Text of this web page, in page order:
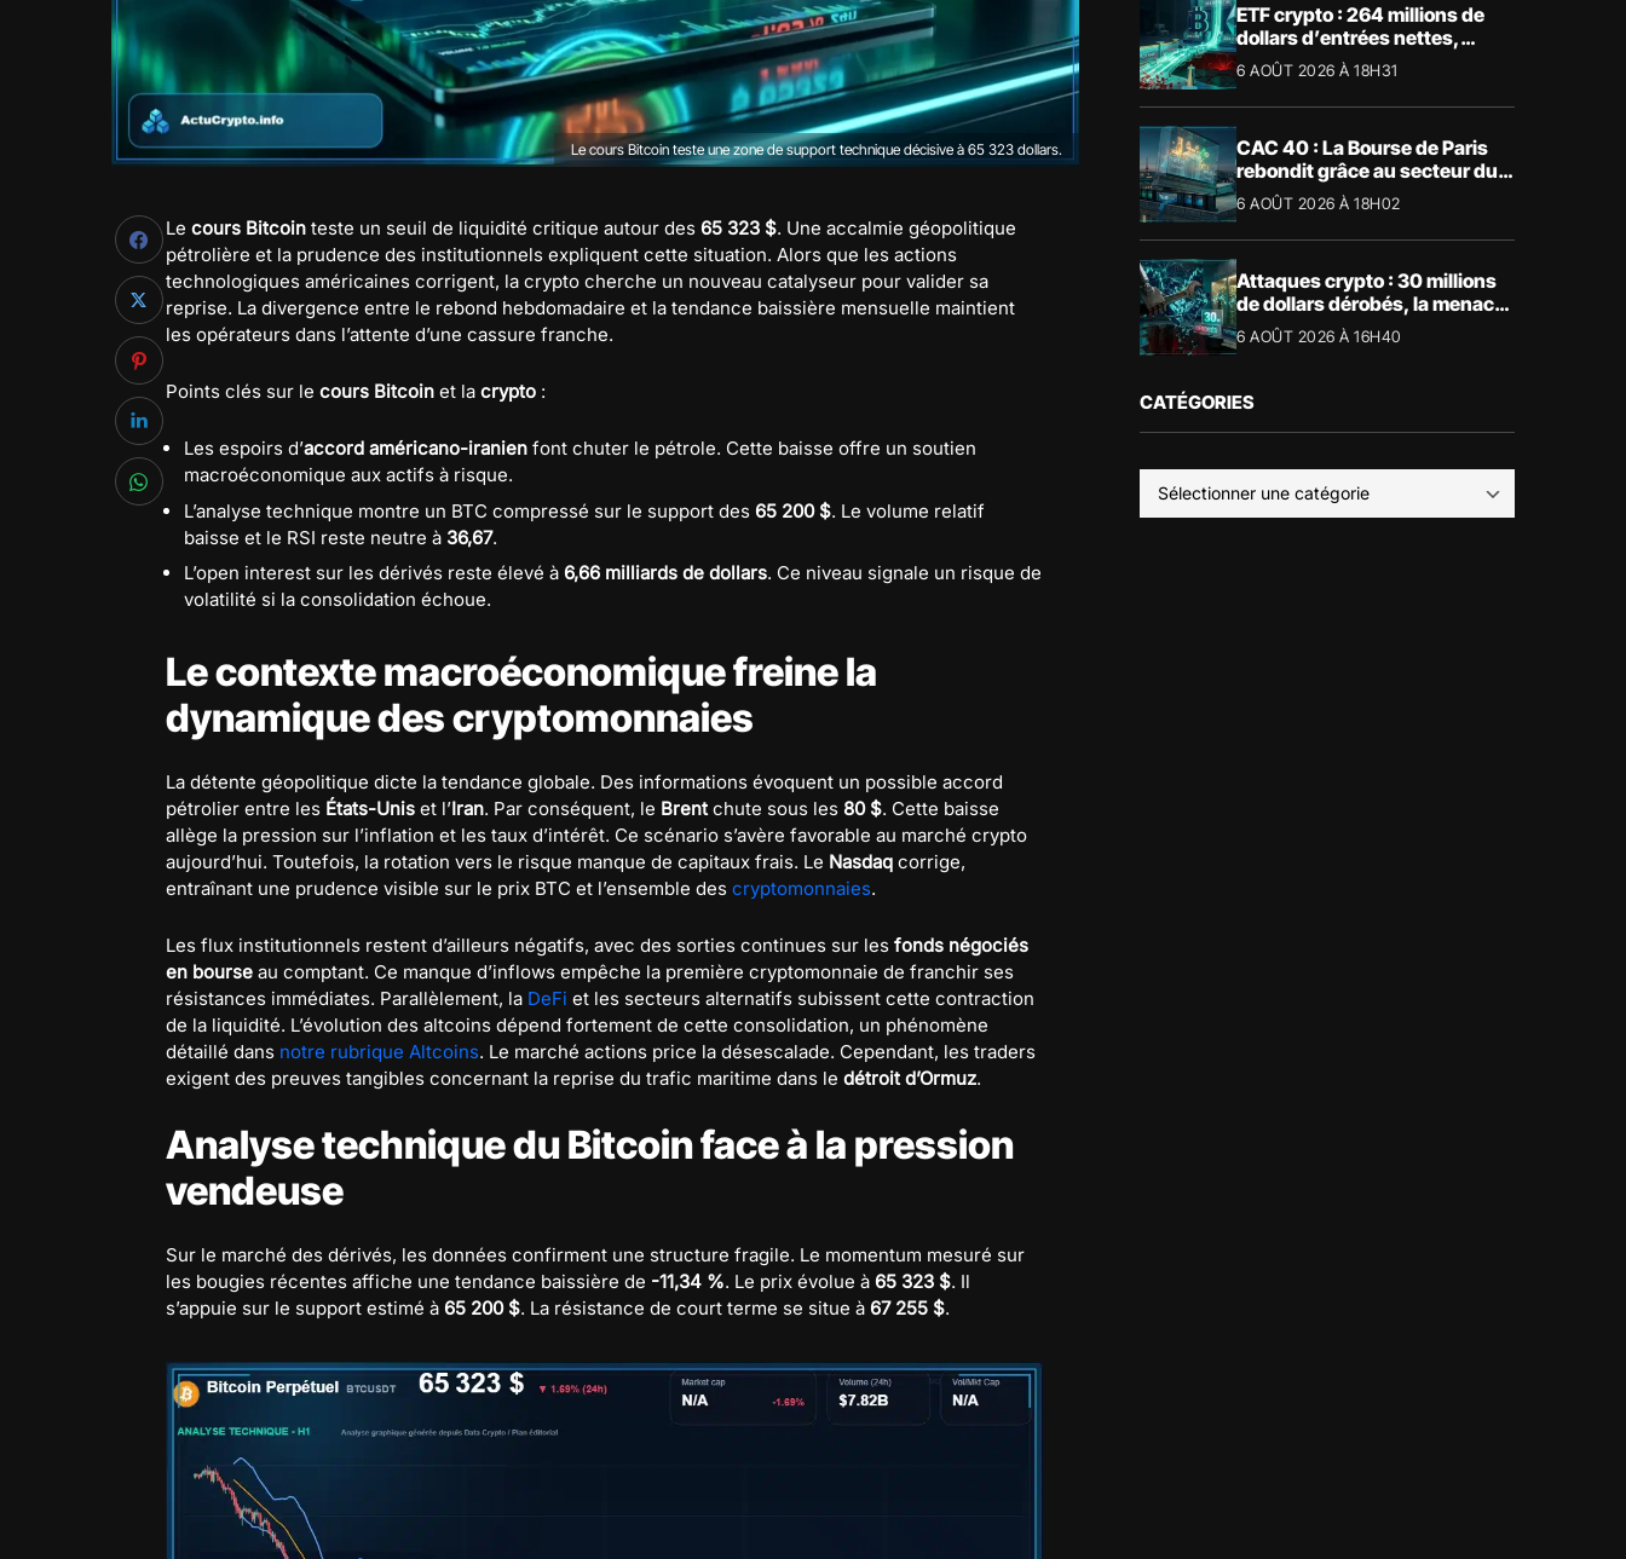
Le cours Bitcoin teste une zone de support technique décisive à 65 323 dollars.
Le cours Bitcoin teste un seuil de liquidité critique autour des 65 323 $. Une accalmie géopolitique
pétrolière et la prudence des institutionnels expliquent cette situation. Alors que les actions
technologiques américaines corrigent, la crypto cherche un nouveau catalyseur pour valider sa
reprise. La divergence entre le rebond hebdomadaire et la tendance baissière mensuelle maintient
les opérateurs dans l’attente d’une cassure franche.
Points clés sur le cours Bitcoin et la crypto :
Les espoirs d’accord américano-iranien font chuter le pétrole. Cette baisse offre un soutien
macroéconomique aux actifs à risque.
L’analyse technique montre un BTC compressé sur le support des 65 200 $. Le volume relatif
baisse et le RSI reste neutre à 36,67.
L’open interest sur les dérivés reste élevé à 6,66 milliards de dollars. Ce niveau signale un risque de
volatilité si la consolidation échoue.
Le contexte macroéconomique freine la
dynamique des cryptomonnaies
La détente géopolitique dicte la tendance globale. Des informations évoquent un possible accord
pétrolier entre les États-Unis et l’Iran. Par conséquent, le Brentchute sous les 80 $. Cette baisse
allège la pression sur l’inflation et les taux d’intérêt. Ce scénario s’avère favorable au marché crypto
aujourd’hui. Toutefois, la rotation vers le risque manque de capitaux frais. Le Nasdaq corrige,
entraînant une prudence visible sur le prix BTC et l’ensemble des cryptomonnaies.
Les flux institutionnels restent d’ailleurs négatifs, avec des sorties continues sur les fonds négociés
en bourse au comptant. Ce manque d’inflows empêche la première cryptomonnaie de franchir ses
résistances immédiates. Parallèlement, la DeFi et les secteurs alternatifs subissent cette contraction
de la liquidité. L’évolution des altcoins dépend fortement de cette consolidation, un phénomène
détaillé dans notre rubrique Altcoins. Le marché actions price la désescalade. Cependant, les traders
exigent des preuves tangibles concernant la reprise du trafic maritime dans le détroit d’Ormuz.
Analyse technique du Bitcoin face à la pression
vendeuse
Sur le marché des dérivés, les données confirment une structure fragile. Le momentum mesuré sur
les bougies récentes affiche une tendance baissière de -11,34 %. Le prix évolue à 65 323 $. Il
s’appuie sur le support estimé à 65 200 $. La résistance de court terme se situe à 67 255 $.
ETF crypto : 264 millions de
dollars d’entrées nettes,
Bitcoin et Ethereum dominent
6 AOÛT 2026 À 18H31
CAC 40 : La Bourse de Paris
rebondit grâce au secteur du
luxe
6 AOÛT 2026 À 18H02
Attaques crypto : 30 millions
de dollars dérobés, la menace
devient physique
6 AOÛT 2026 À 16H40
CATÉGORIES